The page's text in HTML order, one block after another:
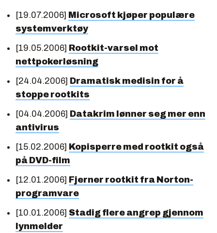
[19.07.2006] Microsoft kjøper populære
systemverktøy
[19.05.2006] Rootkit-varsel mot
nettpokerløsning
[24.04.2006] Dramatisk medisin for å
stoppe rootkits
[04.04.2006] Datakrim lønner seg mer enn
antivirus
[15.02.2006] Kopisperre med rootkit også
på DVD-film
[12.01.2006] Fjerner rootkit fra Norton-
programvare
[10.01.2006] Stadig flere angrep gjennom
lynmelder